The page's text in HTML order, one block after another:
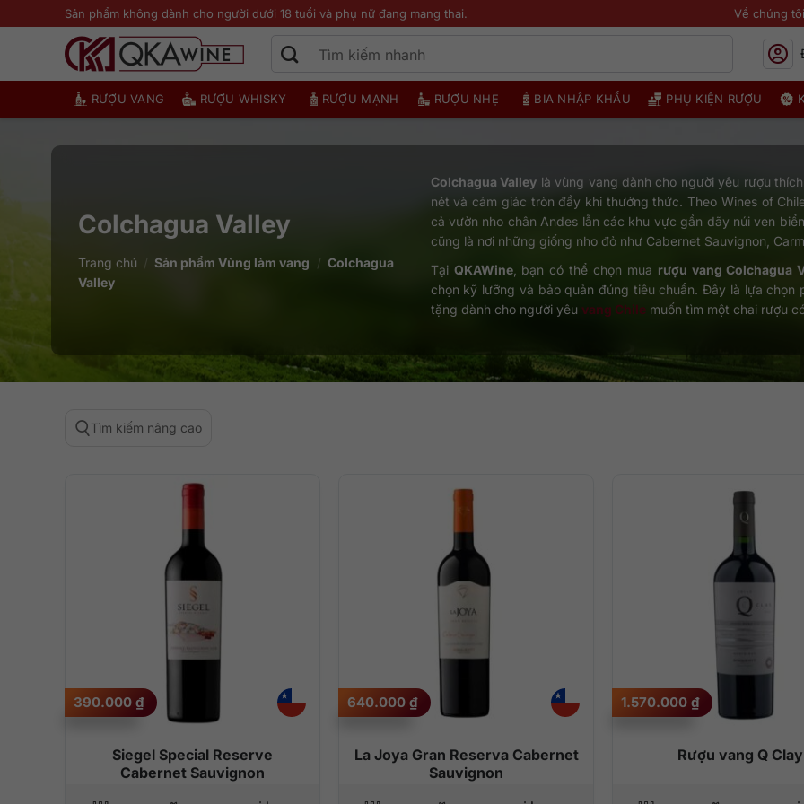
qua
Sản phẩm không dành cho người dưới 18 tuổi và phụ nữ đang mang thai. Về chúng tôi
RƯỢU VANG RƯỢU WHISKY RƯỢU MẠNH RƯỢU NHẸ BIA NHẬP KHẨU PHỤ KIỆN RƯỢU
Colchagua Valley
Trang chủ / Sản phẩm Vùng làm vang / Colchagua
Valley
Colchagua Valley là vùng vang dành cho người yêu rượu
nét và cảm giác tròn đầy khi thưởng thức. Theo Wines of
cả vườn nho chân Andes lẫn các khu vực gần dãy núi ven
cũng là nơi những giống nho đỏ như Cabernet Sauvignon,
Tại QKAWine, bạn có thể chọn mua rượu vang Colchagua
chọn kỹ lưỡng và bảo quản đúng tiêu chuẩn. Đây là lựa
tặng dành cho người yêu vang Chilemuốn tìm một chai rượu
Tìm kiếm nâng cao
Siegel Special Reserve
Cabernet Sauvignon
390.000 ₫
La Joya Gran Reserva Cabernet
Sauvignon
640.000 ₫
Rượu vang Q Clay
1.570.000 ₫